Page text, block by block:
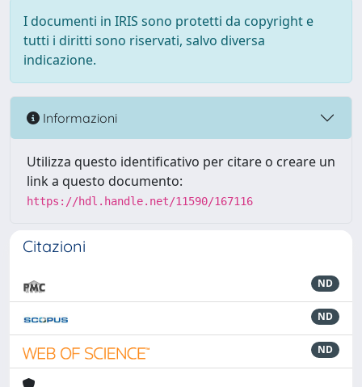
I documenti in IRIS sono protetti da copyright e
tutti i diritti sono riservati, salvo diversa
indicazione.
Informazioni
Utilizza questo identificativo per citare o creare un
link a questo documento:
https://hdl.handle.net/11590/167116
Citazioni
ND
ND
ND